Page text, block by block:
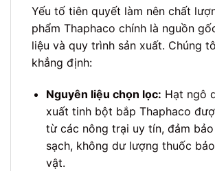
Yếu tố tiên quyết làm nên chất
phẩm Thaphaco chính là nguồn
liệu và quy trình sản xuất. Chúng
khẳng định:
Nguyên liệu chọn lọc: Hạt ngô
xuất tinh bột bắp Thaphaco
từ các nông trại uy tín, đảm
sạch, không dư lượng thuốc
vật.